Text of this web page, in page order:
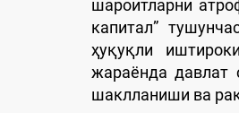
шароитларни
капитал”
ҳуқуқли
жараёнда давлат
шаклланиши ва